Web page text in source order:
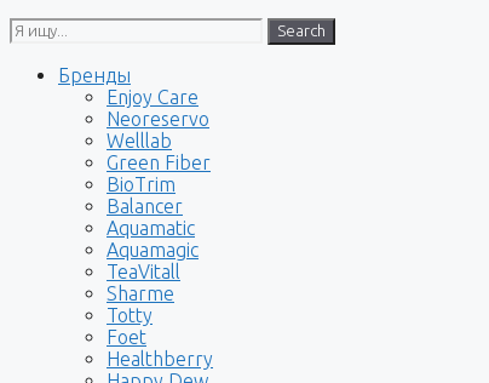
Search
Бренды
Enjoy Care
Neoreservo
Welllab
Green Fiber
BioTrim
Balancer
Aquamatic
Aquamagic
TeaVitall
Sharme
Totty
Foet
Healthberry